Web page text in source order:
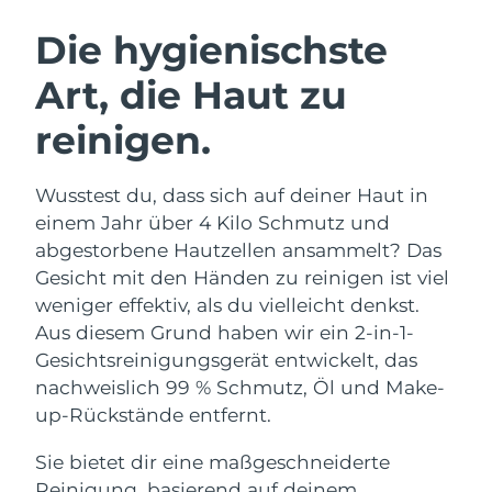
Die hygienischste
Art, die Haut zu
reinigen.
Wusstest du, dass sich auf deiner Haut in
einem Jahr über 4 Kilo Schmutz und
abgestorbene Hautzellen ansammelt? Das
Gesicht mit den Händen zu reinigen ist viel
weniger effektiv, als du vielleicht denkst.
Aus diesem Grund haben wir ein 2-in-1-
Gesichtsreinigungsgerät entwickelt, das
nachweislich 99 % Schmutz, Öl und Make-
up-Rückstände entfernt.
Sie bietet dir eine maßgeschneiderte
Gesichtsreinigung
Anti-aging massage
LUNA™ 4 Plus
Massage, LED heating
LUNA™ 4 Men
For men, anti-aging massage
Microcurrent toning
BEAR™ 2 go
Microcurrent toning on-the-go
BEAR™ 2 eyes & lips
Microcurrent line smoothing device
Hydratisierung
UFO™ 3 Set
Deep facial hydration
UFO™ 3 LED
device
Mundpflege
issa™ 4
Hybrid silicone sonic toothbrush
issa™ 4 plus
FAQ™ ANTI-AGING-BEHANDLUNG
Anti-aging LED-Behandlungen
NEW
Australien
Erwartete Lieferung
Österreich
Bahrain
Erwartete Lieferung
09/08/2026
Belgien
Erwartete Lieferung
08/08/2026
Bermuda
Erwartete Lieferung
14/08/2026
Bosnien und